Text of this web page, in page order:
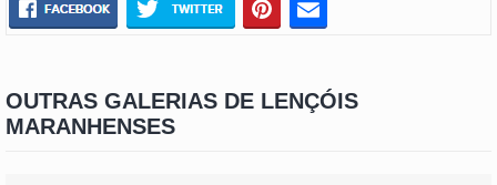
OUTRAS GALERIAS DE LENÇÓIS
MARANHENSES